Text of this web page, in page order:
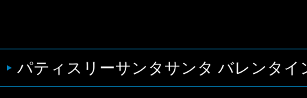
パティスリーサンタサンタ バレンタイ